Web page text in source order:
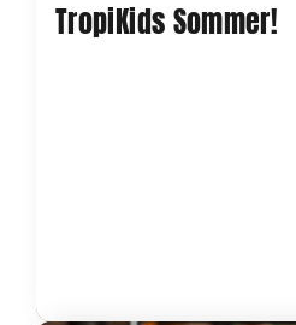
TropiKids Sommer!